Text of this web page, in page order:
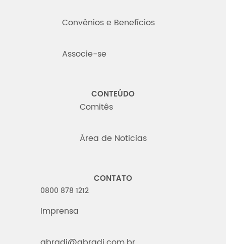
Convênios e Benefícios
Associe-se
CONTEÚDO
Comitês
Área de Noticias
CONTATO
0800 878 1212
Imprensa